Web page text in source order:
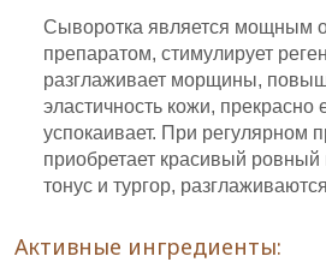
Сыворотка является мощным
препаратом, стимулирует
разглаживает морщины,
эластичность кожи, прекрасно
успокаивает. При регулярном
приобретает красивый
тонус и тургор,
Активные ингредиенты: